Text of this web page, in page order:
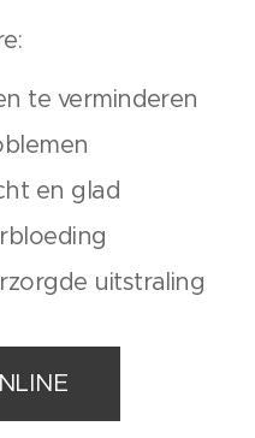
te verminderen
en glad
uitstraling